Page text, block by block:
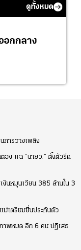
ดูทั้งหมด
อกกลาง
การวางเพลิง
ตอง แฉ “นายว.” ตั้งตัวรีด
นหมุนเวียน 385 ล้านใน 3
ม่เตรียมยื่นประกันตัว
าพหมด อีก 6 คน ปฏิเสธ